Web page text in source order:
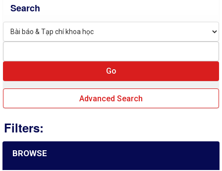
Search
Advanced Search
Filters:
BROWSE